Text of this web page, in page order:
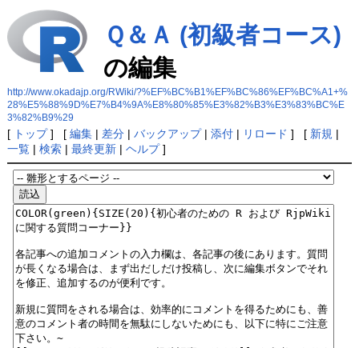
Ｑ＆Ａ (初級者コース)
の編集
http://www.okadajp.org/RWiki/?%EF%BC%B1%EF%BC%86%EF%BC%A1+%
28%E5%88%9D%E7%B4%9A%E8%80%85%E3%82%B3%E3%83%BC%E
3%82%B9%29
[ トップ] [ 編集| 差分| バックアップ| 添付| リロード ] [ 新規 |
一覧| 検索| 最終更新| ヘルプ]